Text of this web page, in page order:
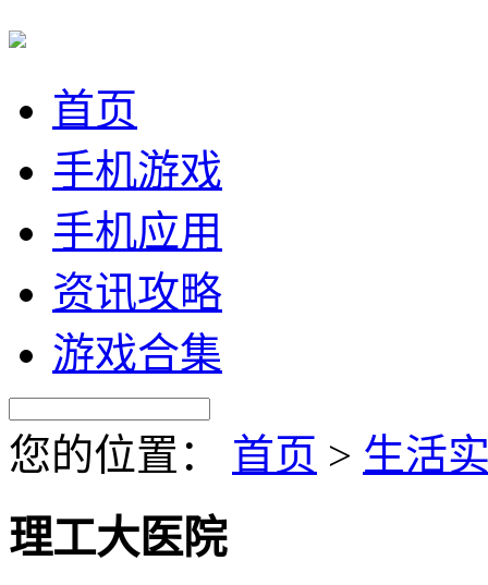
首页
手机游戏
手机应用
资讯攻略
游戏合集
您的位置： 首页 > 生活
理工大医院